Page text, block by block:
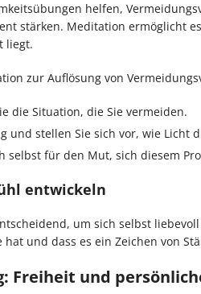
helfen,
stärken. Meditation ermöglicht
liegt.
zur Auflösung von
die Situation, die Sie vermeiden.
und stellen Sie sich vor, wie Licht
selbst für den Mut, sich diesem
entwickeln
um sich selbst
hat und dass es ein Zeichen von
Freiheit und